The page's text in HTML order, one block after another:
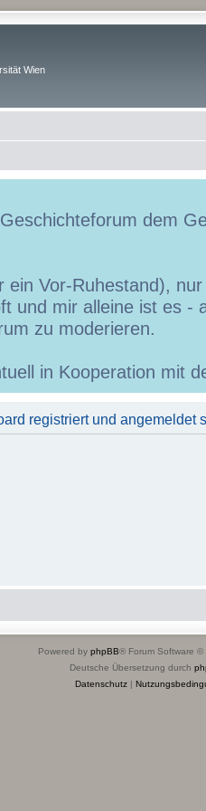
Wien
dem
Vor-Ruhestand),
und mir alleine ist es
zu moderieren.
in Kooperation mit
registriert und angemeldet
Powered by phpBB® Forum Software ©
Deutsche Übersetzung durch
Datenschutz|